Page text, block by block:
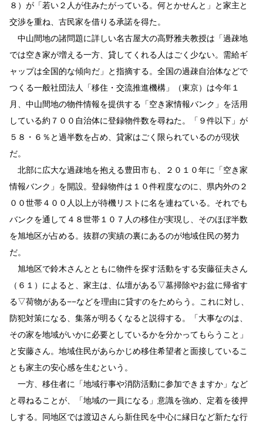
８）が「若い２人が住みたがっている。何とかせんと」と家主と
交渉を重ね、古民家を借りる承諾を得た。
中山間地の諸問題に詳しい名古屋大の高野雅夫教授は「過疎地
では空き家が増える一方、貸してくれる人はごく少ない。需給ギ
ャップは全国的な傾向だ」と指摘する。全国の過疎自治体などで
つくる一般社団法人「移住・交流推進機構」（東京）は今年１
月、中山間地の物件情報を提供する「空き家情報バンク」を活用
している約７００自治体に登録物件数を尋ねた。「９件以下」が
５８・６％と過半数を占め、貸家はごく限られているのが現状
だ。
北部に広大な過疎地を抱える豊田市も、２０１０年に「空き家
情報バンク」を開設。登録物件は１０件程度なのに、県内外の２
００世帯４００人以上が待機リストに名を連ねている。それでも
バンクを通して４８世帯１０７人の移住が実現し、そのほぼ半数
を旭地区が占める。抜群の実績の裏にあるのが地域住民の努力
だ。
旭地区で鈴木さんとともに物件を探す活動をする安藤征夫さん
（６１）によると、家主は、仏壇がある▽墓掃除やお盆に帰省す
る▽荷物がある−−などを理由に貸すのをためらう。これに対し、
防犯対策になる、集落が明るくなると説得する。「大事なのは、
その家を地域がいかに必要としているかを分かってもらうこと」
と安藤さん。地域住民があらかじめ移住希望者と面接しているこ
とも家主の安心感を生むという。
一方、移住者に「地域行事や消防活動に参加できますか」など
と尋ねることが、「地域の一員になる」意識を強め、定着を後押
しする。同地区では渡辺さんら新住民を中心に縁日など新たな行